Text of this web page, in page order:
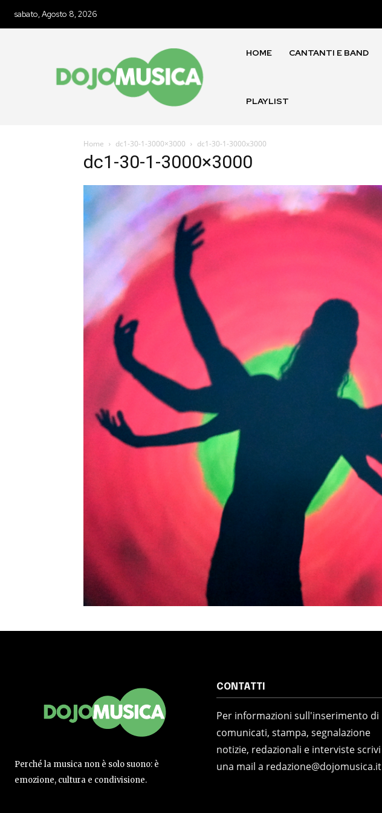
sabato, Agosto 8, 2026
HOME CANTANTI E BAND
PLAYLIST
Home dc1-30-1-3000×3000 dc1-30-1-3000x3000
dc1-30-1-3000×3000
Perché la musica non è solo suono: è
emozione, cultura e condivisione.
CONTATTI
Per informazioni sull'inserimento di
comunicati, stampa, segnalazione
notizie, redazionali e interviste scrivi
una mail a redazione@dojomusica.it